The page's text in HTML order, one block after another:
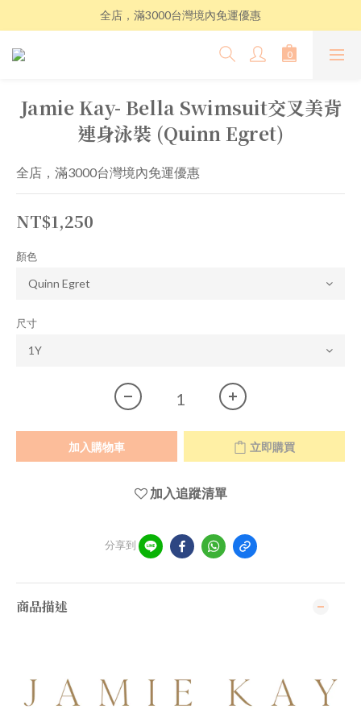
全店，滿3000台灣境內免運優惠
Jamie Kay- Bella Swimsuit交叉美背
連身泳裝 (Quinn Egret)
全店，滿3000台灣境內免運優惠
NT$1,250
顏色
尺寸
加入購物車 立即購買
加入追蹤清單
分享到
商品描述